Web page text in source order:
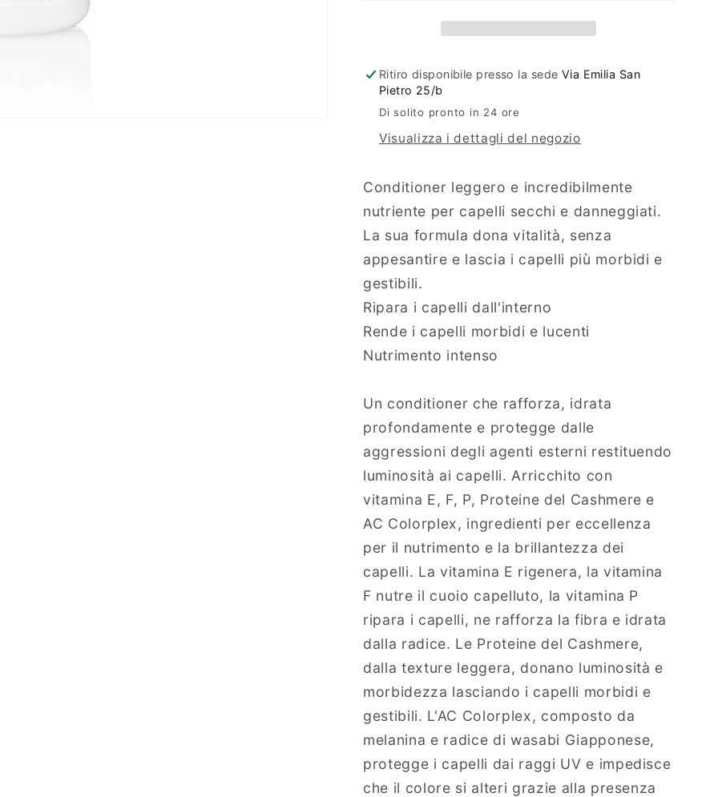
Ritiro disponibile presso la sede Via Emilia San
Pietro 25/b
Di solito pronto in 24 ore
Visualizza i dettagli del negozio
Conditioner leggero e incredibilmente
nutriente per capelli secchi e danneggiati.
La sua formula dona vitalità, senza
appesantire e lascia i capelli più morbidi e
gestibili.
Ripara i capelli dall'interno
Rende i capelli morbidi e lucenti
Nutrimento intenso
Un conditioner che rafforza, idrata
profondamente e protegge dalle
aggressioni degli agenti esterni restituendo
luminosità ai capelli. Arricchito con
vitamina E, F, P, Proteine del Cashmere e
AC Colorplex, ingredienti per eccellenza
per il nutrimento e la brillantezza dei
capelli. La vitamina E rigenera, la vitamina
F nutre il cuoio capelluto, la vitamina P
ripara i capelli, ne rafforza la fibra e idrata
dalla radice. Le Proteine del Cashmere,
dalla texture leggera, donano luminosità e
morbidezza lasciando i capelli morbidi e
gestibili. L'AC Colorplex, composto da
melanina e radice di wasabi Giapponese,
protegge i capelli dai raggi UV e impedisce
che il colore si alteri grazie alla presenza